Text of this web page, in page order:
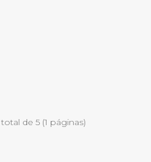
de 5 (1 páginas)